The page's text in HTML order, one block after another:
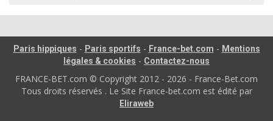
Paris hippiques - Paris sportifs - France-bet.com - Mentions
légales & cookies - Contactez-nous
FRANCE-BET.com © Copyright 2012 - 2026 - France-Bet.com
Tous droits réservés . Le Site France-bet.com est édité par
Eliraweb